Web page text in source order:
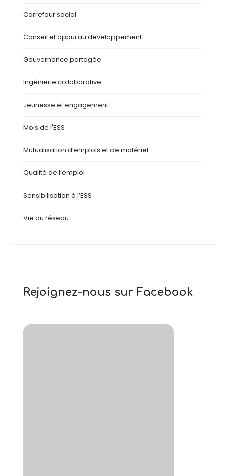
Carrefour social
Conseil et appui au développement
Gouvernance partagée
Ingénierie collaborative
Jeunesse et engagement
Mois de l'ESS
Mutualisation d’emplois et de matériel
Qualité de l’emploi
Sensibilisation à l’ESS
Vie du réseau
Rejoignez-nous sur Facebook